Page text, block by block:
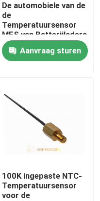
De automobiele van de
de
Temperatuursensor
MFS van Batterijladers
Automobielsensor van
de
Reekstemperaturen
Aanvraag sturen
100K ingepaste NTC-
Temperatuursensor
voor de